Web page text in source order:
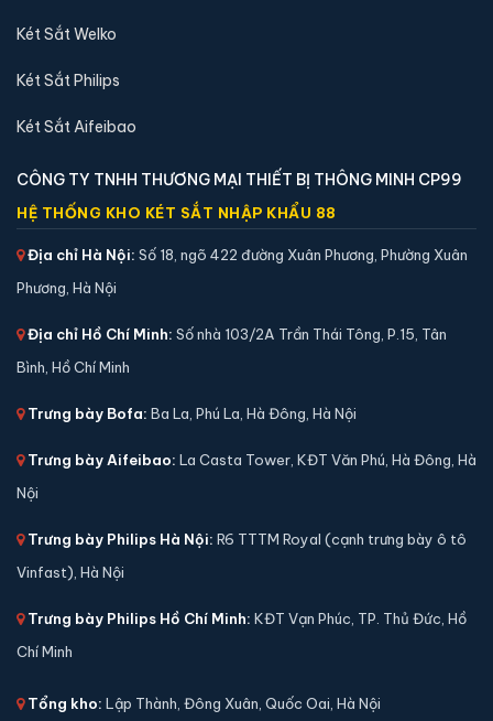
Két sắt mini Liberty LB30S chính hãng
🛡️ Bảo hành:24 tháng
4,290,000 đ
Xem chi tiết →
Két Sắt Welko
Két Sắt Philips
Két Sắt Aifeibao
CÔNG TY TNHH THƯƠNG MẠI THIẾT BỊ THÔNG MINH CP99
HỆ THỐNG KHO KÉT SẮT NHẬP KHẨU 88
Địa chỉ Hà Nội: Số 18, ngõ 422 đường Xuân Phương, Phường Xuân
Phương, Hà Nội
Địa chỉ Hồ Chí Minh: Số nhà 103/2A Trần Thái Tông, P.15, Tân
Bình, Hồ Chí Minh
Trưng bày Bofa: Ba La, Phú La, Hà Đông, Hà Nội
Trưng bày Aifeibao: La Casta Tower, KĐT Văn Phú, Hà Đông, Hà
Nội
Trưng bày Philips Hà Nội: R6 TTTM Royal (cạnh trưng bày ô tô
Vinfast), Hà Nội
Trưng bày Philips Hồ Chí Minh: KĐT Vạn Phúc, TP. Thủ Đức, Hồ
Chí Minh
Tổng kho: Lập Thành, Đông Xuân, Quốc Oai, Hà Nội